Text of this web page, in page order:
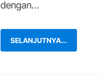
dengan…
SELANJUTNYA...